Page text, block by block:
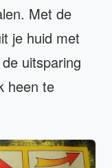
Met de
je huid met
uitsparing
heen te